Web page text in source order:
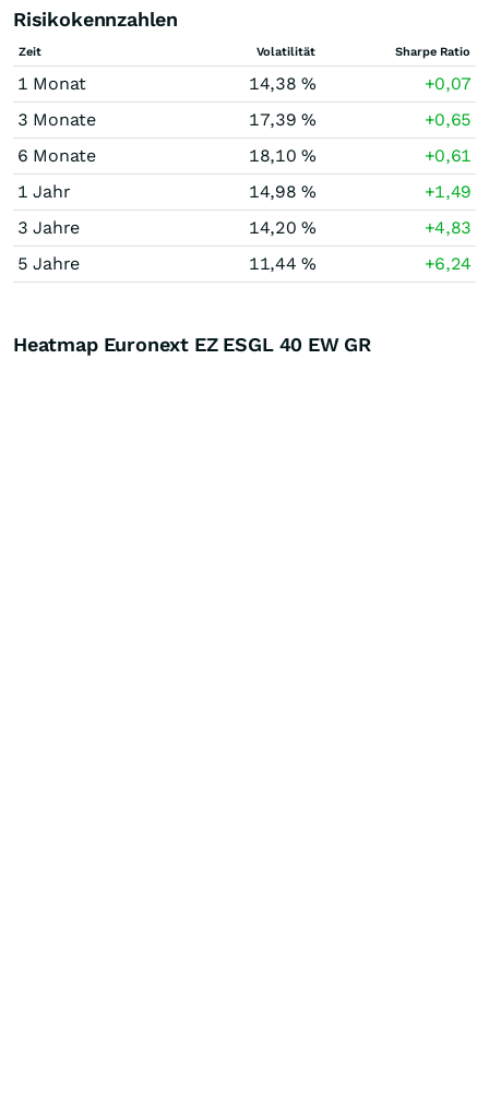
Risikokennzahlen
Zeit Volatilität Sharpe Ratio
1 Monat 14,38 %
+0,07
3 Monate
17,39 %
+0,65
6 Monate
18,10 %
+0,61
1 Jahr
14,98 %
+1,49
3 Jahre
14,20 %
+4,83
5 Jahre
11,44 % +6,24
Heatmap Euronext EZ ESGL 40 EW GR